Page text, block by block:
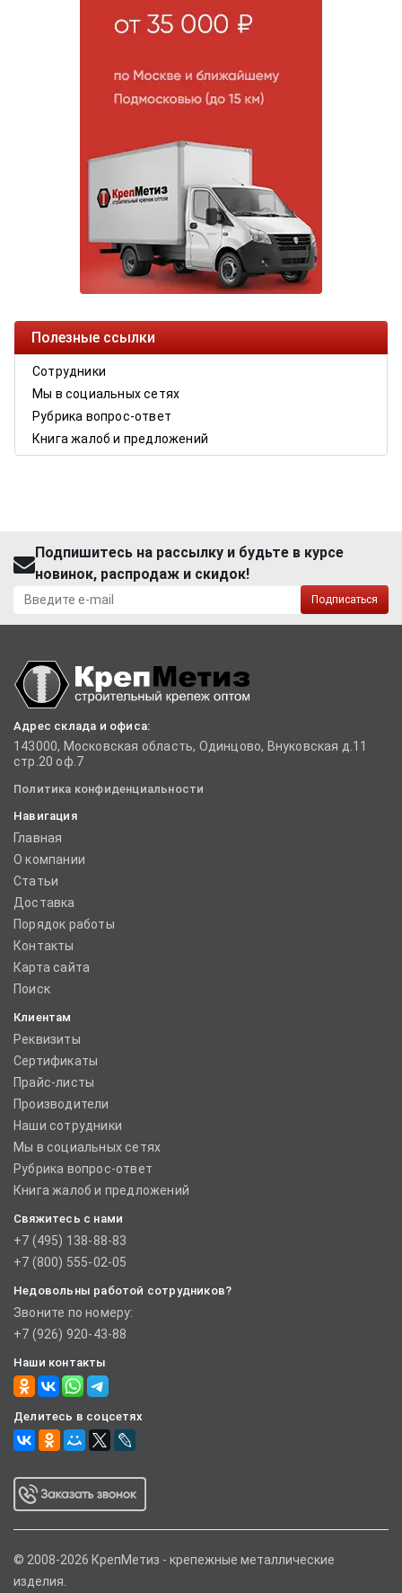
Полезные ссылки
Сотрудники
Мы в социальных сетях
Рубрика вопрос-ответ
Книга жалоб и предложений
Подпишитесь на рассылку и будьте в курсе
новинок, распродаж и скидок!
Подписаться
Адрес склада и офиса:
143000, Московская область, Одинцово, Внуковская д.11
стр.20 оф.7
Политика конфиденциальности
Навигация
Главная
О компании
Статьи
Доставка
Порядок работы
Контакты
Карта сайта
Поиск
Клиентам
Реквизиты
Сертификаты
Прайс-листы
Производители
Наши сотрудники
Мы в социальных сетях
Рубрика вопрос-ответ
Книга жалоб и предложений
Свяжитесь с нами
+7 (495) 138-88-83
+7 (800) 555-02-05
Недовольны работой сотрудников?
Звоните по номеру:
+7 (926) 920-43-88
Наши контакты
Делитесь в соцсетях
© 2008-2026 КрепМетиз - крепежные металлические
изделия.